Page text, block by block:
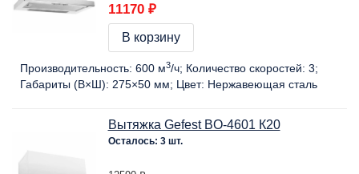
11170 ₽
В корзину
Производительность: 600 м3/ч Количество скоростей: 3
Габариты (В×Ш): 275×50 мм Цвет: Нержавеющая сталь
Вытяжка Gefest BO-4601 К20
Осталось: 3 шт.